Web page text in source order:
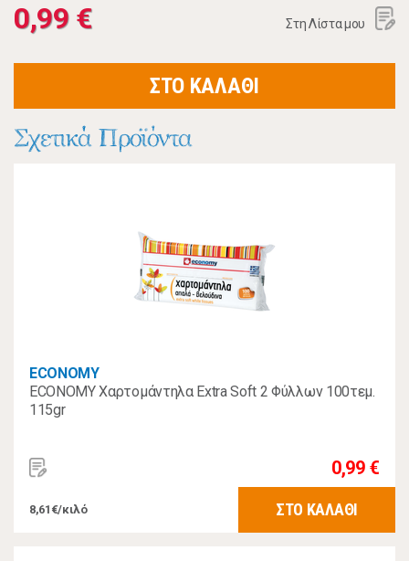
0,99 € Στη Λίστα μου
ΣΤΟ ΚΑΛΑΘΙ
Σχετικά Προϊόντα
ECONOMY
ECONOMY Χαρτομάντηλα Extra Soft 2 Φύλλων 100τεμ.
115gr
0,99 €
8,61€/κιλό ΣΤΟ ΚΑΛΑΘΙ